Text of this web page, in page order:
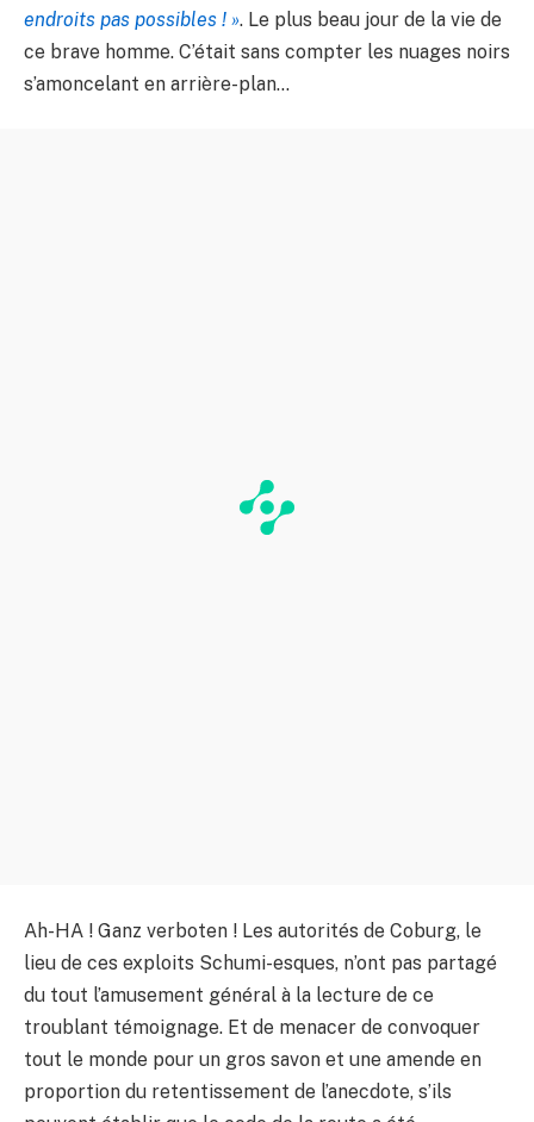
endroits pas possibles ! ». Le plus beau jour de la vie de
ce brave homme. C’était sans compter les nuages noirs
s’amoncelant en arrière-plan…
Ah-HA ! Ganz verboten ! Les autorités de Coburg, le
lieu de ces exploits Schumi-esques, n’ont pas partagé
du tout l’amusement général à la lecture de ce
troublant témoignage. Et de menacer de convoquer
tout le monde pour un gros savon et une amende en
proportion du retentissement de l’anecdote, s’ils